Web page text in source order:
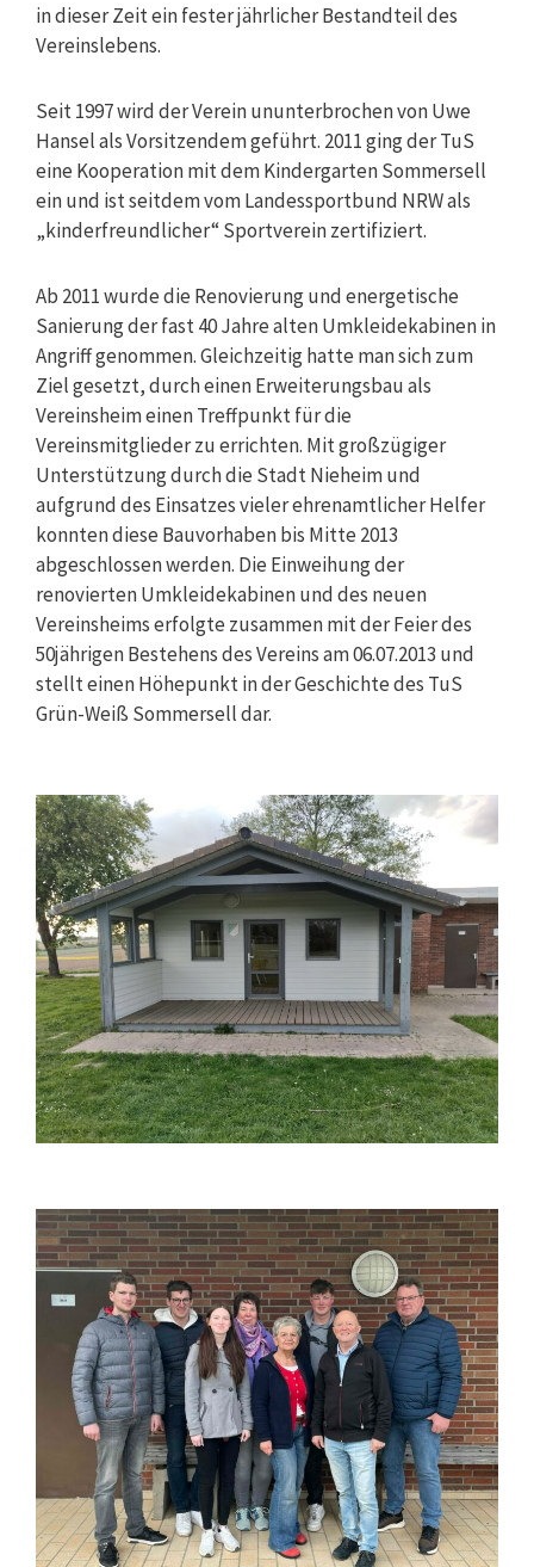
in dieser Zeit ein fester jährlicher Bestandteil des
Vereinslebens.
Seit 1997 wird der Verein ununterbrochen von Uwe
Hansel als Vorsitzendem geführt. 2011 ging der TuS
eine Kooperation mit dem Kindergarten Sommersell
ein und ist seitdem vom Landessportbund NRW als
„kinderfreundlicher“ Sportverein zertifiziert.
Ab 2011 wurde die Renovierung und energetische
Sanierung der fast 40 Jahre alten Umkleidekabinen in
Angriff genommen. Gleichzeitig hatte man sich zum
Ziel gesetzt, durch einen Erweiterungsbau als
Vereinsheim einen Treffpunkt für die
Vereinsmitglieder zu errichten. Mit großzügiger
Unterstützung durch die Stadt Nieheim und
aufgrund des Einsatzes vieler ehrenamtlicher Helfer
konnten diese Bauvorhaben bis Mitte 2013
abgeschlossen werden. Die Einweihung der
renovierten Umkleidekabinen und des neuen
Vereinsheims erfolgte zusammen mit der Feier des
50jährigen Bestehens des Vereins am 06.07.2013 und
stellt einen Höhepunkt in der Geschichte des TuS
Grün-Weiß Sommersell dar.